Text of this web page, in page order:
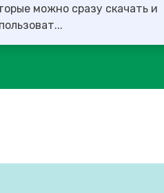
можно сразу скачать и